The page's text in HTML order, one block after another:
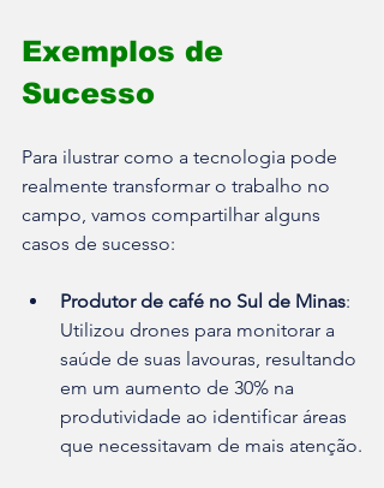
Exemplos de
Sucesso
Para ilustrar como a tecnologia pode
realmente transformar o trabalho no
campo, vamos compartilhar alguns
casos de sucesso:
Produtor de café no Sul de Minas:
Utilizou drones para monitorar a
saúde de suas lavouras, resultando
em um aumento de 30% na
produtividade ao identificar áreas
que necessitavam de mais atenção.